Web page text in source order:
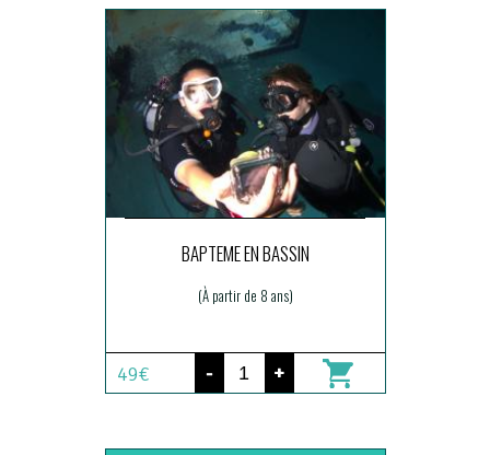
BAPTEME EN BASSIN
(À partir de 8 ans)
49€ - +